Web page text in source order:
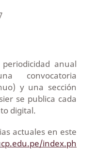
anual
convocatoria
y una sección
se publica cada
digital.
actuales en este
index.ph